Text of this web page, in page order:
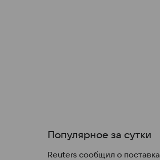
Популярное за сутки
Reuters сообщил о